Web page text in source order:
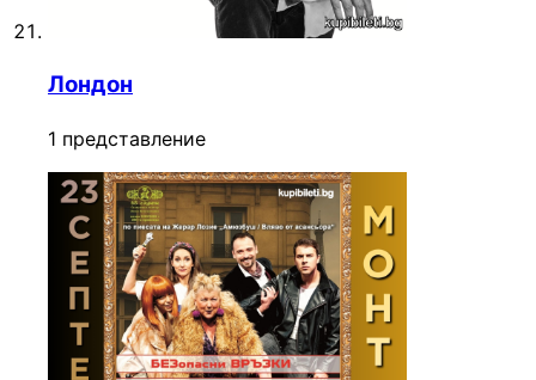
Лондон
1 представление